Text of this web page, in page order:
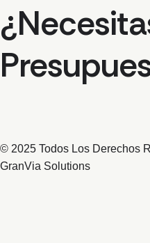
© 2025 Todos Los Derechos
GranVia Solutions